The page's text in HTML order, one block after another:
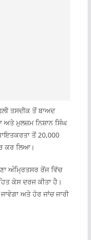
ਤਸਦੀਕ ਤੋਂ ਬਾਅਦ
ਅਤੇ ਮੁਲਜ਼ਮ ਨਿਸ਼ਾਨ ਸਿੰਘ
ਤੋਂ 20,000
ਕਰ ਲਿਆ।
ਅੰਮ੍ਰਿਤਸਰ ਰੇਂਜ ਵਿੱਚ
ਕੇਸ ਦਰਜ ਕੀਤਾ ਹੈ।
ਅਤੇ ਹੋਰ ਜਾਂਚ ਜਾਰੀ